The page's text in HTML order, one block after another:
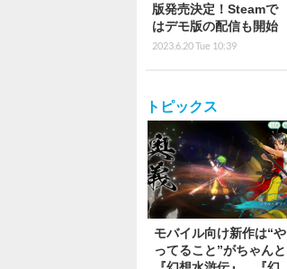
版発売決定！Steamで
はデモ版の配信も開始
2023.6.20 Tue 10:39
トピックス
モバイル向け新作は“や
ってること”がちゃんと